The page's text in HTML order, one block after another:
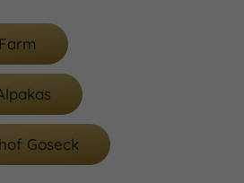
Goseck